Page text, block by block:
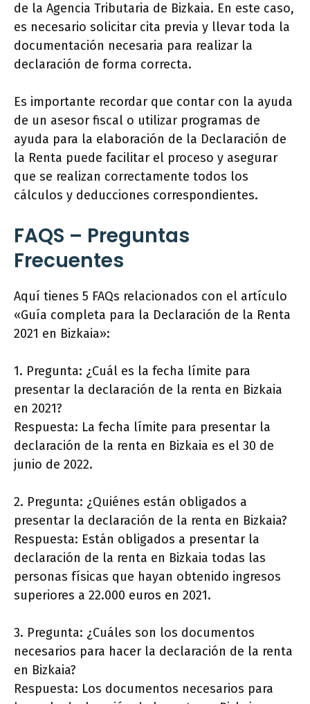
de la Agencia Tributaria de Bizkaia. En este caso,
es necesario solicitar cita previa y llevar toda la
documentación necesaria para realizar la
declaración de forma correcta.
Es importante recordar que contar con la ayuda
de un asesor fiscal o utilizar programas de
ayuda para la elaboración de la Declaración de
la Renta puede facilitar el proceso y asegurar
que se realizan correctamente todos los
cálculos y deducciones correspondientes.
FAQS – Preguntas
Frecuentes
Aquí tienes 5 FAQs relacionados con el artículo
«Guía completa para la Declaración de la Renta
2021 en Bizkaia»:
1. Pregunta: ¿Cuál es la fecha límite para
presentar la declaración de la renta en Bizkaia
en 2021?
Respuesta: La fecha límite para presentar la
declaración de la renta en Bizkaia es el 30 de
junio de 2022.
2. Pregunta: ¿Quiénes están obligados a
presentar la declaración de la renta en Bizkaia?
Respuesta: Están obligados a presentar la
declaración de la renta en Bizkaia todas las
personas físicas que hayan obtenido ingresos
superiores a 22.000 euros en 2021.
3. Pregunta: ¿Cuáles son los documentos
necesarios para hacer la declaración de la renta
en Bizkaia?
Respuesta: Los documentos necesarios para